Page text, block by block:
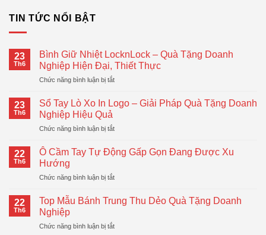
TIN TỨC NỔI BẬT
23
Th6
Bình Giữ Nhiệt LocknLock – Quà Tặng Doanh
Nghiệp Hiện Đại, Thiết Thực
Chức năng bình luận bị tắtở
Nhiệt
–
Tặng
Hiện
Thiết
23
Th6
Sổ Tay Lò Xo In Logo – Giải Pháp Quà Tặng Doanh
Nghiệp Hiệu Quả
Chức năng bình luận bị tắtở
Tay
In
–
Quà
22
Th6
Ô Cầm Tay Tự Động Gấp Gọn Đang Được Xu
Hướng
Chức năng bình luận bị tắtở
Tay
Động
22
Th6
Top Mẫu Bánh Trung Thu Dẻo Quà Tặng Doanh
Nghiệp
Chức năng bình luận bị tắtở